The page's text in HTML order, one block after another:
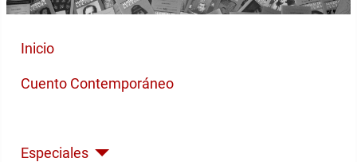
Inicio
Cuento Contemporáneo
Especiales